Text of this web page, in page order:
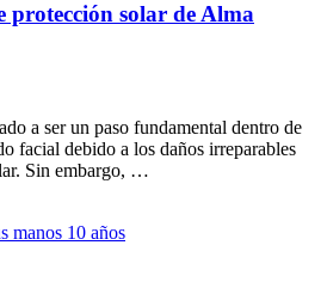
protección solar de Alma
a ser un paso fundamental dentro de
facial debido a los daños irreparables
Sin embargo, …